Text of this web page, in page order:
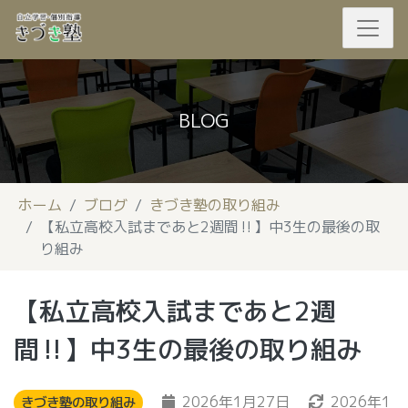
BLOG
ホーム ブログ
きづき塾の取り組み
【私立高校入試まであと2週間‼】中3生の最後の取
り組み
【私立高校入試まであと2週
間‼】中3生の最後の取り組み
きづき塾の取り組み 2026年1月27日 2026年1